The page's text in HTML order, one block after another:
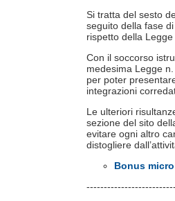
Si tratta del sesto
seguito della fase di
rispetto della
Con il soccorso
medesima Legge
per poter
integrazioni
Le ulteriori
sezione del sito
evitare ogni altro
distogliere
Bonus